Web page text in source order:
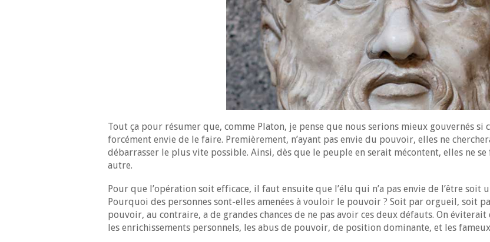
Tout ça pour résumer que, comme Platon, je pense que nous serions mieux gouvernés si
forcément envie de le faire. Premièrement, n’ayant pas envie du pouvoir, elles ne
débarrasser le plus vite possible. Ainsi, dès que le peuple en serait mécontent, elles ne
autre.
Pour que l’opération soit efficace, il faut ensuite que l’élu qui n’a pas envie de l’être soit
Pourquoi des personnes sont-elles amenées à vouloir le pouvoir ? Soit par orgueil, soit
pouvoir, au contraire, a de grandes chances de ne pas avoir ces deux défauts. On
les enrichissements personnels, les abus de pouvoir, de position dominante, et les